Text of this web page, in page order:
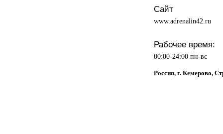
Сайт
www.adrenalin42.ru
Рабочее время:
00:00-24:00 пн-вс
Россия, г. Кемерово,